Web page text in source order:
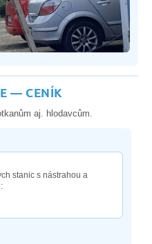
— CENÍK
aj. hlodavcům.
stanic s nástrahou a